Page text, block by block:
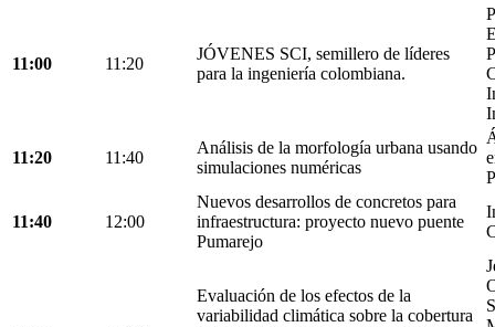
11:00 11:20
JÓVENES SCI, semillero de líderes
para la ingeniería colombiana.
11:20 11:40
Análisis de la morfología urbana usando
simulaciones numéricas
11:40 12:00
Nuevos desarrollos de concretos para
infraestructura: proyecto nuevo puente
Pumarejo
Evaluación de los efectos de la
variabilidad climática sobre la cobertura